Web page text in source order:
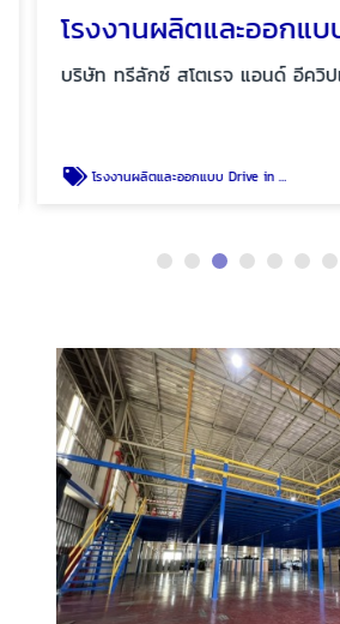
บริษัท ทรีลักซ์ สโตเรจ แอนด์ อีควิปเ
โรงงานผลิตและออกแบบ Drive in pallet rack